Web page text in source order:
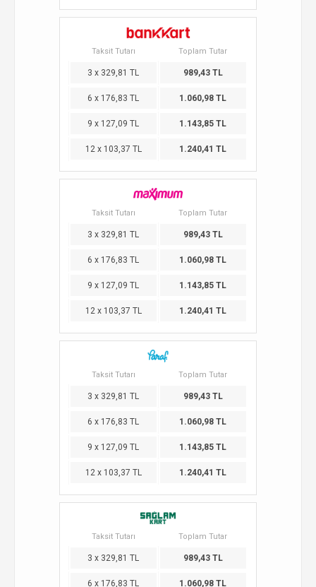
Taksit Tutarı Toplam Tutar
3 x 329,81 TL 989,43 TL
6 x 176,83 TL 1.060,98 TL
9 x 127,09 TL 1.143,85 TL
12 x 103,37 TL 1.240,41 TL
Taksit Tutarı Toplam Tutar
3 x 329,81 TL 989,43 TL
6 x 176,83 TL 1.060,98 TL
9 x 127,09 TL 1.143,85 TL
12 x 103,37 TL 1.240,41 TL
Taksit Tutarı Toplam Tutar
3 x 329,81 TL 989,43 TL
6 x 176,83 TL 1.060,98 TL
9 x 127,09 TL 1.143,85 TL
12 x 103,37 TL 1.240,41 TL
Taksit Tutarı Toplam Tutar
3 x 329,81 TL 989,43 TL
6 x 176,83 TL 1.060,98 TL